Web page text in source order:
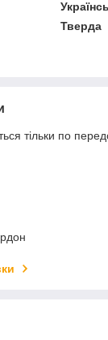
Тверда
тільки по